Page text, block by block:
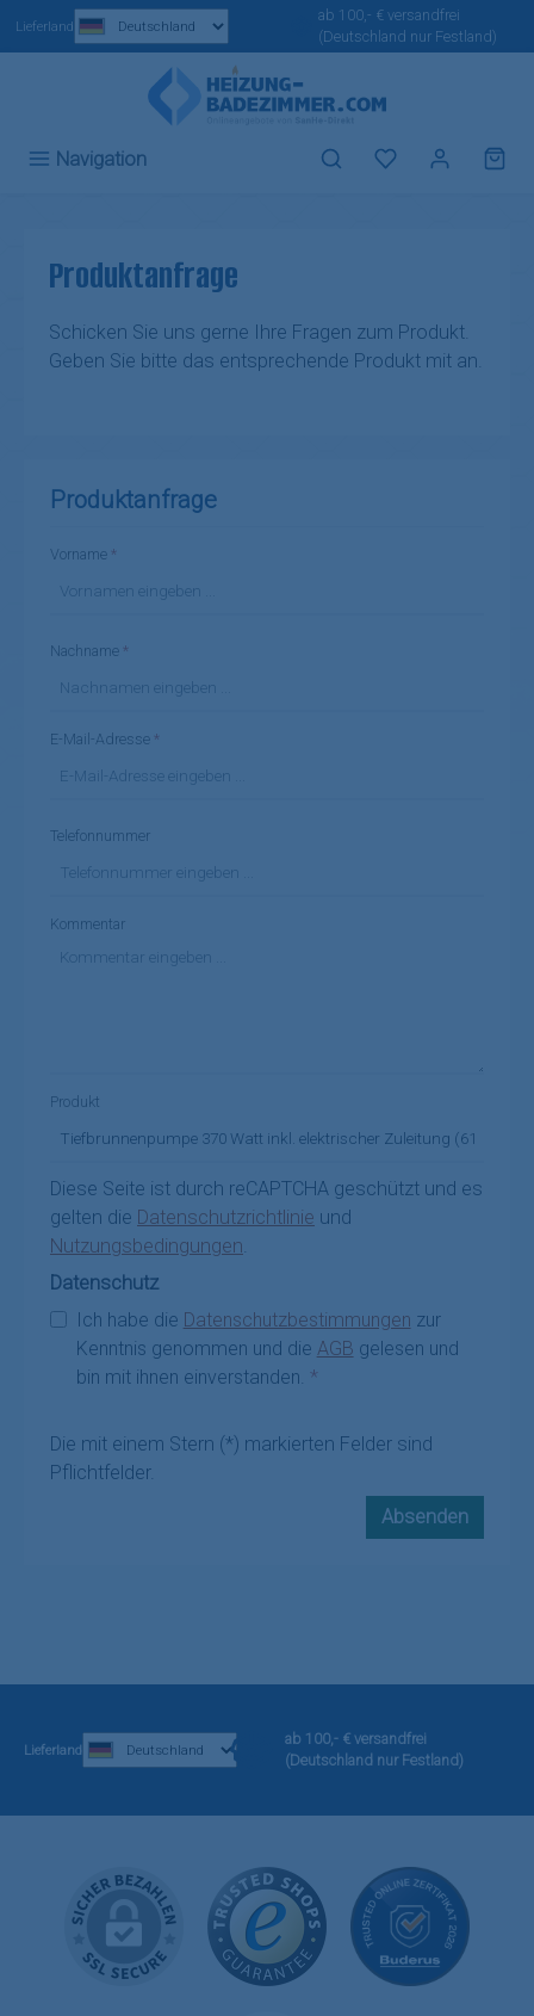
Zum Hauptinhalt springen
Lieferland
ab 100,- € versandfrei
(Deutschland nur Festland)
Navigation Du hast 0
Produktanfrage
Schicken Sie uns gerne Ihre Fragen zum Produkt.
Geben Sie bitte das entsprechende Produkt mit an.
Produktanfrage
Vorname *
Nachname *
E-Mail-Adresse *
Telefonnummer
Kommentar
Produkt
Diese Seite ist durch reCAPTCHA geschützt und es
gelten die Datenschutzrichtlinie und
Nutzungsbedingungen
Datenschutz
Ich habe die Datenschutzbestimmungen zur
Kenntnis genommen und die AGB gelesen und
bin mit ihnen einverstanden. *
Die mit einem Stern (*) markierten Felder sind
Pflichtfelder.
Absenden
Lieferland
ab 100,- € versandfrei
(Deutschland nur Festland)